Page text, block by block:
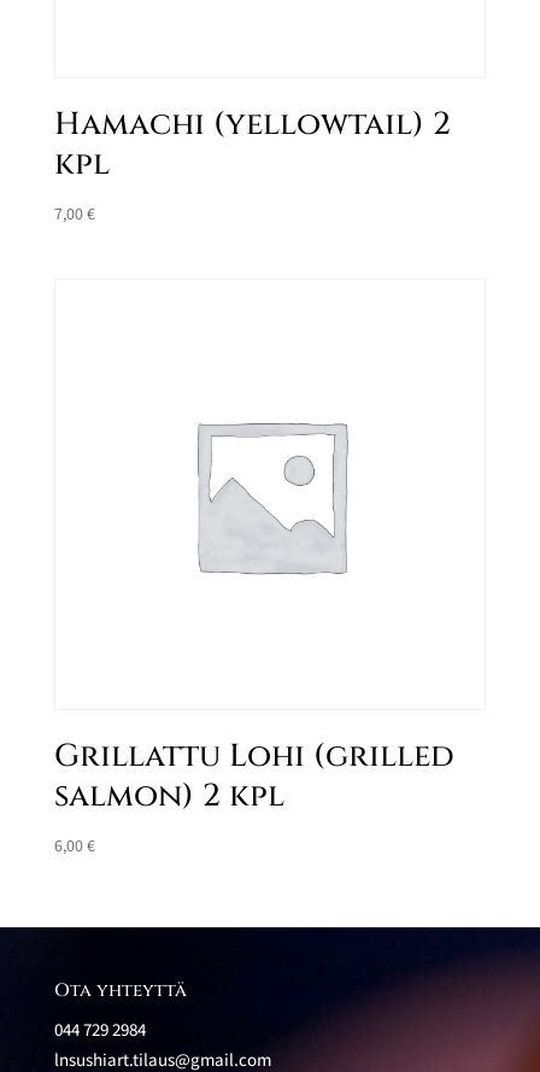
Hamachi (yellowtail) 2
kpl
7,00€
Grillattu Lohi (grilled
salmon) 2 kpl
6,00€
Ota yhteyttä
044 729 2984
lnsushiart.tilaus@gmail.com